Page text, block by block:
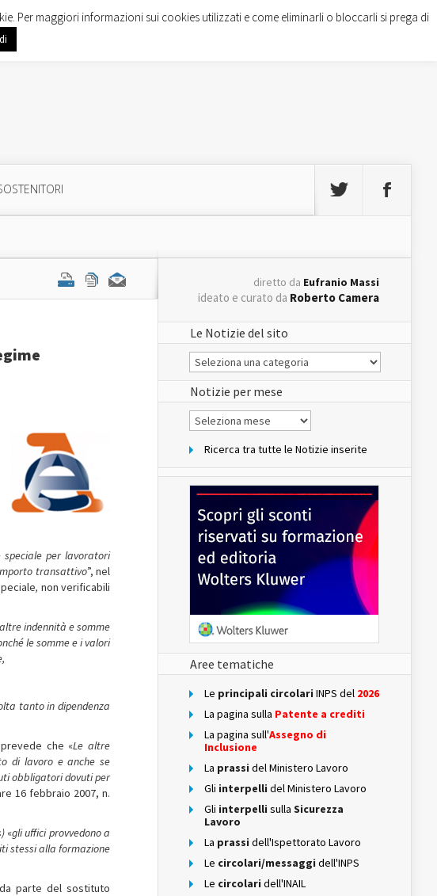
speciale per lavoratori
transattivo”, nel
, non verificabili
altre indennità e somme
le somme e i valori
tanto in dipendenza
che «Le altre
di lavoro e anche se
obbligatori dovuti per
16 febbraio 2007, n.
«gli uffici provvedono a
stessi alla formazione
parte del sostituto
diretto da Eufranio Massi
ideato e curato da Roberto Camera
Le Notizie del sito
Le
Notizie
del
sito
Notizie per mese
Notizie
per
Ricerca tra tutte le Notizie inserite
Aree tematiche
Le principali circolari INPS del 2026
La pagina sulla Patente a crediti
La pagina sull'Assegno di
Inclusione
La prassi del Ministero Lavoro
Gli interpelli del Ministero Lavoro
Gli interpelli sulla Sicurezza
Lavoro
La prassi dell'Ispettorato Lavoro
Le circolari/messaggi dell'INPS
Le circolari dell'INAIL
Per maggiori informazioni sui cookies utilizzati e come eliminarli o bloccarli si prega di